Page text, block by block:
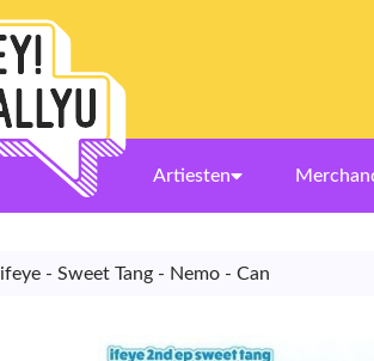
Artiesten
ifeye - Sweet Tang - Nemo - Can